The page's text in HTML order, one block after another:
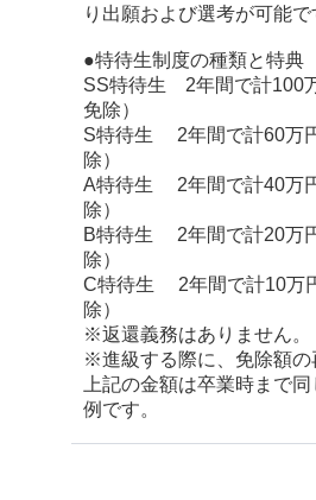
り出願および選考が可能で
●特待生制度の種類と特典
SS特待生 2年間で計100
免除）
S特待生 2年間で計60万
除）
A特待生 2年間で計40万
除）
B特待生 2年間で計20万
除）
C特待生 2年間で計10万
除）
※返還義務はありません。
※進級する際に、免除額の
上記の金額は卒業時まで
例です。